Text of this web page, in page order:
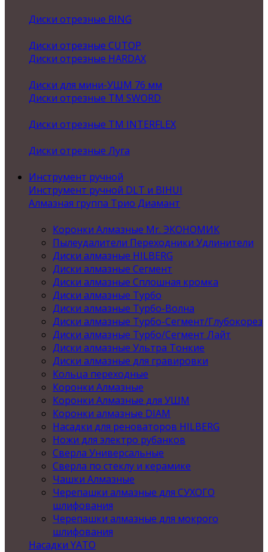
Диски отрезные RING
Диски отрезные CUTOP
Диски отрезные HARDAX
Диски для мини-УШМ 76 мм
Диски отрезные ТМ SWORD
Диски отрезные ТМ INTERFLEX
Диски отрезные Луга
Инструмент ручной
Инструмент ручной DLT и BIHUI
Алмазная группа Трио Диамант
Коронки Алмазные Mr. ЭКОНОМИК
Пылеудалители Переходники Удлинители
Диски алмазные HILBERG
Диски алмазные Сегмент
Диски алмазные Сплошная кромка
Диски алмазные Турбо
Диски алмазные Турбо-Волна
Диски алмазные Турбо-Сегмент/Глубокорез
Диски алмазные Турбо/Сегмент Лайт
Диски алмазные Ультра Тонкие
Диски алмазные для гравировки
Кольца переходные
Коронки Алмазные
Коронки Алмазные для УШМ
Коронки алмазные DIAM
Насадки для реноваторов HILBERG
Ножи для электро рубанков
Сверла Универсальные
Сверла по стеклу и керамике
Чашки Алмазные
Черепашки алмазные для СУХОГО
шлифования
Черепашки алмазные для мокрого
шлифования
Насадки YATO